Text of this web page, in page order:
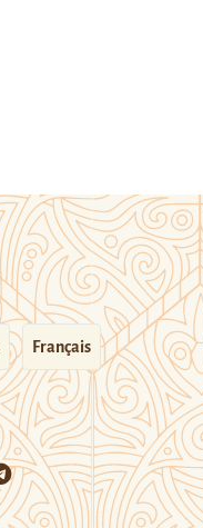
Français